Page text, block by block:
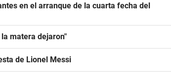
en el arranque de la cuarta fecha del
matera dejaron"
de Lionel Messi